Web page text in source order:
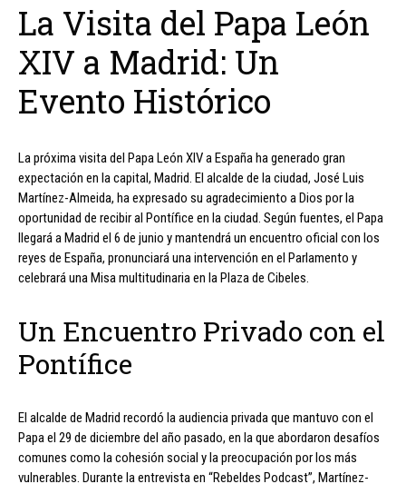
La Visita del Papa León
XIV a Madrid: Un
Evento Histórico
La próxima visita del Papa León XIV a España ha generado gran
expectación en la capital, Madrid. El alcalde de la ciudad, José Luis
Martínez-Almeida, ha expresado su agradecimiento a Dios por la
oportunidad de recibir al Pontífice en la ciudad. Según fuentes, el Papa
llegará a Madrid el 6 de junio y mantendrá un encuentro oficial con los
reyes de España, pronunciará una intervención en el Parlamento y
celebrará una Misa multitudinaria en la Plaza de Cibeles.
Un Encuentro Privado con el
Pontífice
El alcalde de Madrid recordó la audiencia privada que mantuvo con el
Papa el 29 de diciembre del año pasado, en la que abordaron desafíos
comunes como la cohesión social y la preocupación por los más
vulnerables. Durante la entrevista en “Rebeldes Podcast”, Martínez-